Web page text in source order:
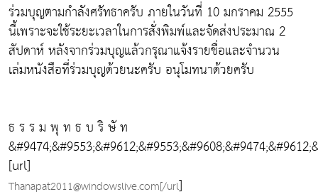
ร่วมบุญตามกำลังศรัทธาครับ ภายในวันที่ 10 มกราคม 2555
นี้เพราะจะใช้ระยะเวลาในการสั่งพิมพ์และจัดส่งประมาณ 2
สัปดาห์ หลังจากร่วมบุญแล้วกรุณาแจ้งรายชื่อและจำนวน
เล่มหนังสือที่ร่วมบุญด้วยนะครับ อนุโมทนาด้วยครับ
ธ ร ร ม พุ ท ธ บ ริ ษั ท
[url]
Thanapat2011@windowslive.com[/url]